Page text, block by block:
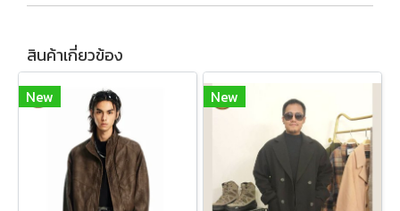
สินค้าเกี่ยวข้อง
New New